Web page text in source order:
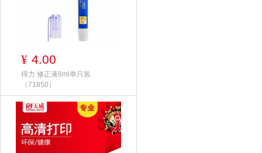
¥ 4.00
得力 修正液8ml单只装
（71850）